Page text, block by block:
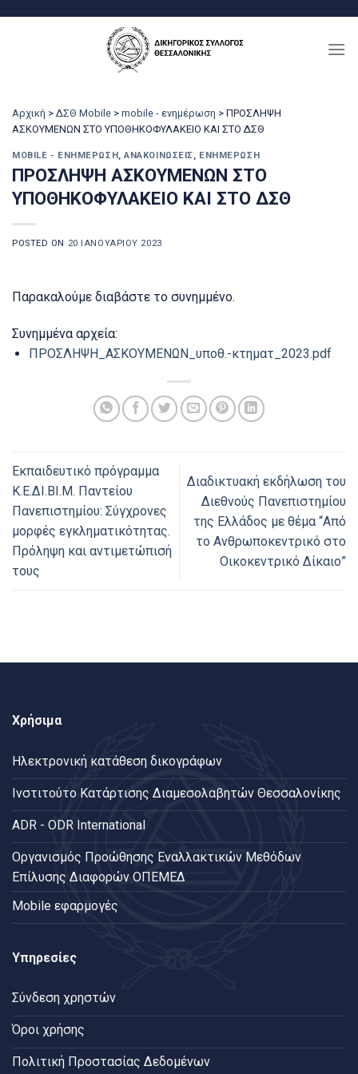
Αρχική > ΔΣΘ Mobile > mobile - ενημέρωση > ΠΡΟΣΛΗΨΗ
ΑΣΚΟΥΜΕΝΩΝ ΣΤΟ ΥΠΟΘΗΚΟΦΥΛΑΚΕΙΟ ΚΑΙ ΣΤΟ ΔΣΘ
MOBILE - ΕΝΗΜΈΡΩΣΗ,ΑΝΑΚΟΙΝΏΣΕΙΣ , ΕΝΗΜΈΡΩΣΗ
ΠΡΟΣΛΗΨΗ ΑΣΚΟΥΜΕΝΩΝ ΣΤΟ
ΥΠΟΘΗΚΟΦΥΛΑΚΕΙΟ ΚΑΙ ΣΤΟ ΔΣΘ
POSTED ON 20 ΙΑΝΟΥΑΡΊΟΥ 2023
Παρακαλούμε διαβάστε το συνημμένο.
Συνημμένα αρχεία:
ΠΡΟΣΛΗΨΗ_ΑΣΚΟΥΜΕΝΩΝ_υποθ.-κτηματ_2023.pdf
Εκπαιδευτικό πρόγραμμα
Κ.Ε.ΔΙ.ΒΙ.Μ. Παντείου
Πανεπιστημίου: Σύγχρονες
μορφές εγκληματικότητας.
Πρόληψη και αντιμετώπισή
τους
Διαδικτυακή εκδήλωση του
Διεθνούς Πανεπιστημίου
της Ελλάδος με θέμα “Από
το Aνθρωποκεντρικό στο
Oικοκεντρικό Δίκαιο”
Χρήσιμα
Ηλεκτρονική κατάθεση δικογράφων
Ινστιτούτο Κατάρτισης Διαμεσολαβητών Θεσσαλονίκης
ADR - ODR International
Oργανισμός Προώθησης Εναλλακτικών Μεθόδων
Επίλυσης Διαφορών ΟΠΕΜΕΔ
Mobile εφαρμογές
Υπηρεσίες
Σύνδεση χρηστών
Όροι χρήσης
Πολιτική Προστασίας Δεδομένων